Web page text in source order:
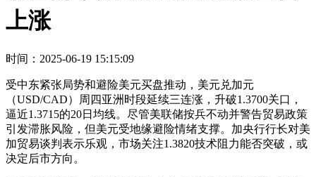
上涨
时间：2025-06-19 15:15:09
受中东紧张局势和避险美元买盘推动，美元兑加元
（USD/CAD）周四亚洲时段延续三连涨，升破1.3700关口，
逼近1.3715的20日均线。尽管美联储按兵不动并警告贸易政策
引发滞胀风险，但美元受地缘避险情绪支撑。加央行行长对美
加贸易谈判表示乐观，市场关注1.3820技术阻力能否突破，或
决定后市方向。